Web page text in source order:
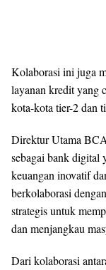
Kolaborasi ini juga
layanan kredit yang
kota-kota tier-2 dan
Direktur Utama
sebagai bank digital
keuangan inovatif
berkolaborasi
strategis untuk
dan menjangkau
Dari kolaborasi